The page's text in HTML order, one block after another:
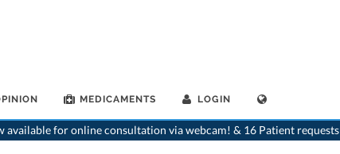
MEDICAMENTS LOGIN
for online consultation via webcam! & 16 Patient requests